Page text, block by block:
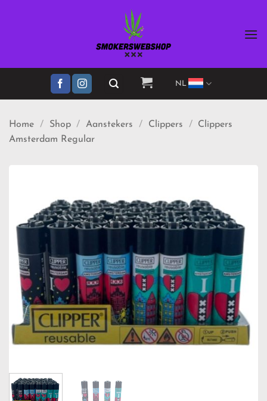
NL
Home / Shop / Aanstekers / Clippers /
Clippers
Amsterdam Regular